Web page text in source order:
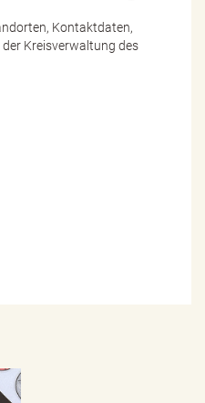
Kontaktdaten,
Kreisverwaltung des